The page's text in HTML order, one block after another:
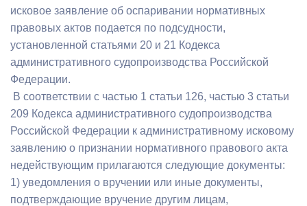
исковое заявление об оспаривании нормативных
правовых актов подается по подсудности,
установленной статьями 20 и 21 Кодекса
административного судопроизводства Российской
Федерации.
В соответствии с частью 1 статьи 126, частью 3 статьи
209 Кодекса административного судопроизводства
Российской Федерации к административному исковому
заявлению о признании нормативного правового акта
недействующим прилагаются следующие документы:
1) уведомления о вручении или иные документы,
подтверждающие вручение другим лицам,